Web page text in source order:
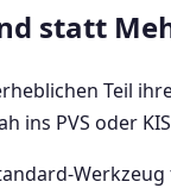
statt
Teil
ins PVS oder